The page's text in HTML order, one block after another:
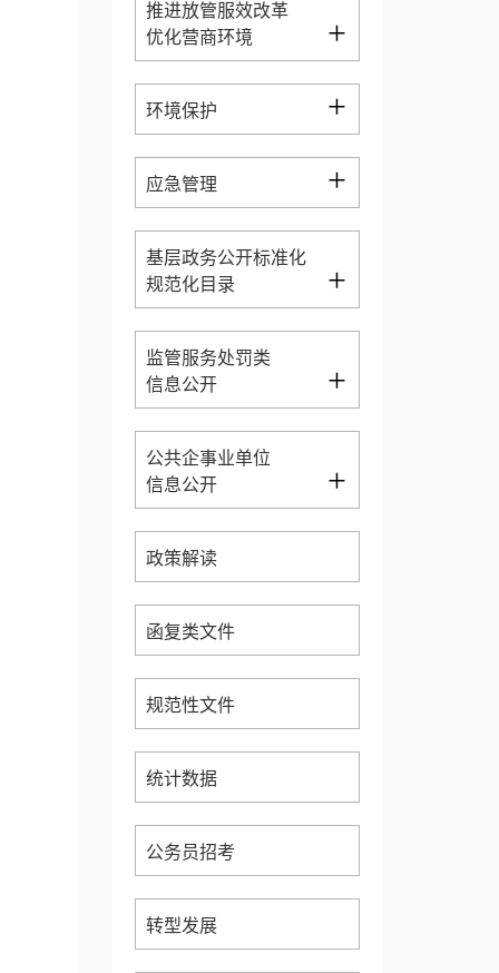
推进放管服效改革
优化营商环境
+
环境保护 +
应急管理 +
基层政务公开标准化
规范化目录
+
监管服务处罚类
信息公开
+
公共企事业单位
信息公开
+
政策解读
函复类文件
规范性文件
统计数据
公务员招考
转型发展